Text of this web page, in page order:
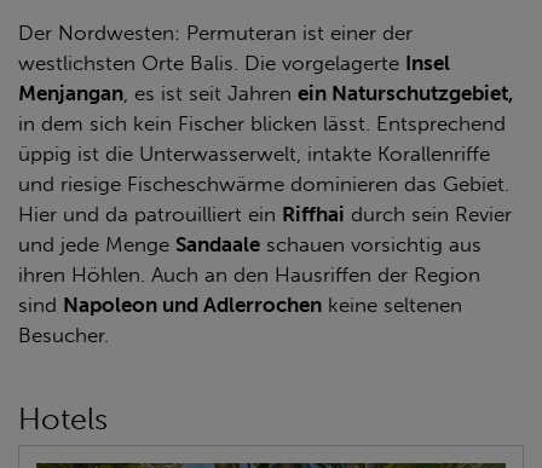
Der Nordwesten: Permuteran ist einer der
westlichsten Orte Balis. Die vorgelagerte Insel
Menjangan, es ist seit Jahren ein Naturschutzgebiet,
in dem sich kein Fischer blicken lässt. Entsprechend
üppig ist die Unterwasserwelt, intakte Korallenriffe
und riesige Fischeschwärme dominieren das Gebiet.
Hier und da patrouilliert ein Riffhai durch sein Revier
und jede Menge Sandaale schauen vorsichtig aus
ihren Höhlen. Auch an den Hausriffen der Region
sind Napoleon und Adlerrochen keine seltenen
Besucher.
Hotels